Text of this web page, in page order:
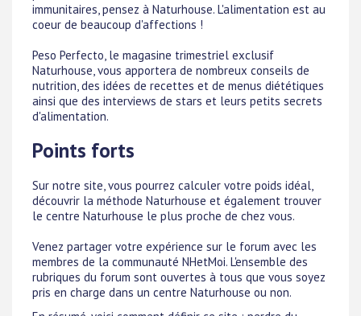
immunitaires, pensez à Naturhouse. L'alimentation est au
coeur de beaucoup d'affections !
Peso Perfecto, le magasine trimestriel exclusif
Naturhouse, vous apportera de nombreux conseils de
nutrition, des idées de recettes et de menus diététiques
ainsi que des interviews de stars et leurs petits secrets
d'alimentation.
Points forts
Sur notre site, vous pourrez calculer votre poids idéal,
découvrir la méthode Naturhouse et également trouver
le centre Naturhouse le plus proche de chez vous.
Venez partager votre expérience sur le forum avec les
membres de la communauté NHetMoi. L'ensemble des
rubriques du forum sont ouvertes à tous que vous soyez
pris en charge dans un centre Naturhouse ou non.